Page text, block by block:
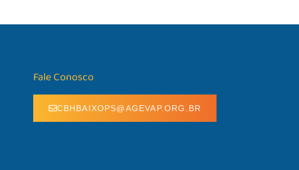
Fale Conosco
CBHBAIXOPS@AGEVAP.ORG.BR